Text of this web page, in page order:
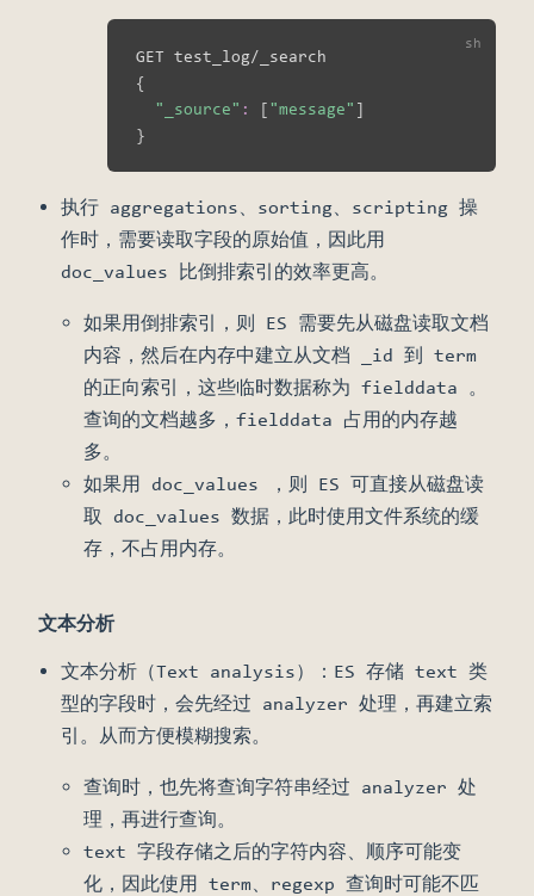
{
"_source" : ["message" ]
}
执行 aggregations、sorting、scripting 操
作时，需要读取字段的原始值，因此用
doc_values 比倒排索引的效率更高。
如果用倒排索引，则 ES 需要先从磁盘读取文档
内容，然后在内存中建立从文档 _id 到 term
的正向索引，这些临时数据称为 fielddata 。
查询的文档越多，fielddata 占用的内存越
多。
如果用 doc_values ，则 ES 可直接从磁盘读
取 doc_values 数据，此时使用文件系统的缓
存，不占用内存。
文本分析
文本分析（Text analysis）：ES 存储 text 类
型的字段时，会先经过 analyzer 处理，再建立索
引。从而方便模糊搜索。
查询时，也先将查询字符串经过 analyzer 处
理，再进行查询。
text 字段存储之后的字符内容、顺序可能变
化，因此使用 term、regexp 查询时可能不匹